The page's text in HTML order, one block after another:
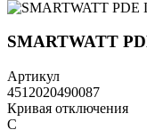
SMARTWATT
Артикул
4512020490087
Кривая отключения
C